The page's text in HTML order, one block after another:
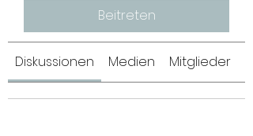
Beitreten
Diskussionen Medien Mitglieder